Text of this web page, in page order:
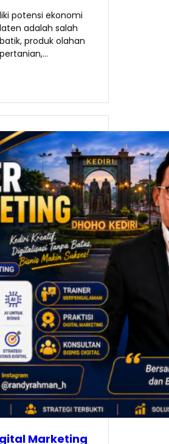
potensi ekonomi
adalah salah
produk olahan
Marketing